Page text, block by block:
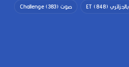
بالجزائري ET (848) صوت Challenge (383)